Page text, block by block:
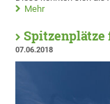
Mehr
Spitzenplätze
07.06.2018